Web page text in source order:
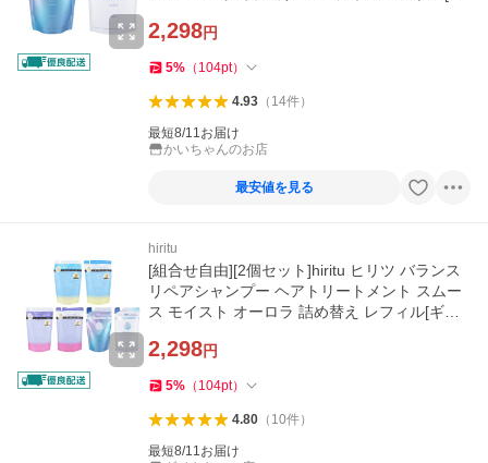
2,298円
5% （ 104pt）
4.93（ 14件）
最短8/11お届け
かいちゃんのお店
最安値を見る
hiritu
[組合せ自由][2個セット]hiritu ヒリツ バランス
リペアシャンプー ヘアトリートメント スムー
ス モイスト オーロラ 詰め替え レフィル[ギフ
2,298円
5% （ 104pt）
4.80（ 10件）
最短8/11お届け